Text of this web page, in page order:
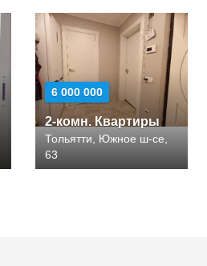
6 000 000
2-комн. Квартиры
Тольятти, Южное ш-се,
63